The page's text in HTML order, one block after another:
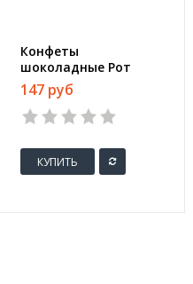
Конфеты
шоколадные Рот
Фронт Васильки 250
г
147 руб
КУПИТЬ